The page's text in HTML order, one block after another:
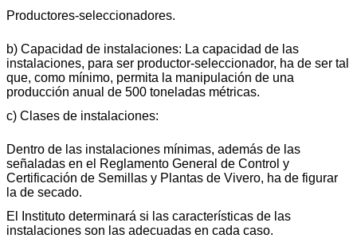
Productores-seleccionadores.
b) Capacidad de instalaciones: La capacidad de las
instalaciones, para ser productor-seleccionador, ha de ser tal
que, como mínimo, permita la manipulación de una
producción anual de 500 toneladas métricas.
c) Clases de instalaciones:
Dentro de las instalaciones mínimas, además de las
señaladas en el Reglamento General de Control y
Certificación de Semillas y Plantas de Vivero, ha de figurar
la de secado.
El Instituto determinará si las características de las
instalaciones son las adecuadas en cada caso.